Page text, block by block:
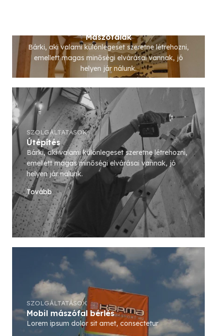
Mászófalak
Bárki, aki valami különlegeset szeretne létrehozni,
emellett magas minőségi elvárásai vannak, jó
helyen jár nálunk.
Tovább
SZOLGÁLTATÁSOK
Útépítés
Bárki, aki valami különlegeset szeretne létrehozni,
emellett magas minőségi elvárásai vannak, jó
helyen jár nálunk.
Tovább
SZOLGÁLTATÁSOK
Mobil mászófal bérlés
Lorem ipsum dolor sit amet, consectetur